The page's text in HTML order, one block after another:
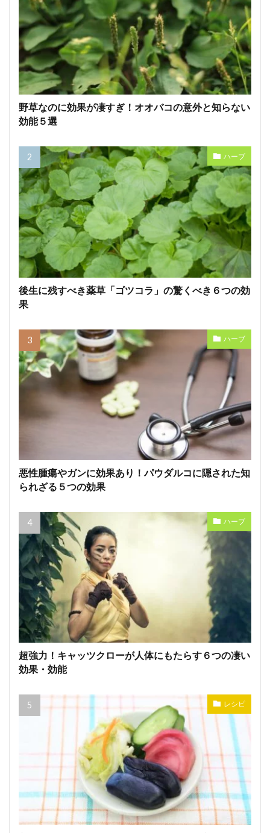
野草なのに効果が凄すぎ！オオバコの意外と知らない
効能５選
ハーブ
後生に残すべき薬草「ゴツコラ」の驚くべき６つの効
果
ハーブ
悪性腫瘍やガンに効果あり！パウダルコに隠された知
られざる５つの効果
ハーブ
超強力！キャッツクローが人体にもたらす６つの凄い
効果・効能
レシピ